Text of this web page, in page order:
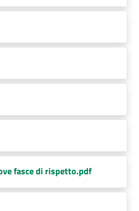
fasce di rispetto.pdf